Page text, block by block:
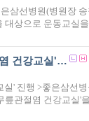
삼선병원(병원장
상으로 운동교실
건강교실'…
' 진행 >좋은삼선
관절염 건강교실'